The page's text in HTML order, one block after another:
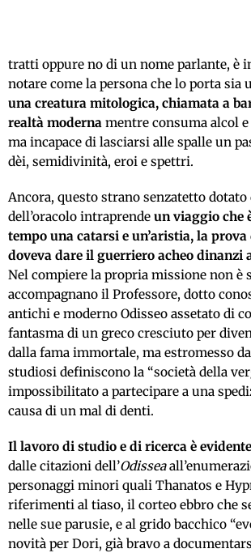
tratti oppure no di un nome parlante, è
notare come la persona che lo porta sia
una creatura mitologica, chiamata a
realtà moderna mentre consuma alcol
ma incapace di lasciarsi alle spalle un
dèi, semidivinità, eroi e spettri.
Ancora, questo strano senzatetto dotato
dell’oracolo intraprende un viaggio che
tempo una catarsi e un’aristia, la
doveva dare il guerriero acheo dinanzi
Nel compiere la propria missione non è
accompagnano il Professore, dotto
antichi e moderno Odisseo assetato di
fantasma di un greco cresciuto per
dalla fama immortale, ma estromesso
studiosi definiscono la “società della
impossibilitato a partecipare a una
causa di un mal di denti.
Il lavoro di studio e di ricerca è evidente
dalle citazioni dell’Odissea
personaggi minori quali Thanatos e
riferimenti al tiaso, il corteo ebbro che
nelle sue parusie, e al grido bacchico
novità per Dori, già bravo a